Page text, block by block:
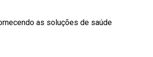
as soluções de saúde